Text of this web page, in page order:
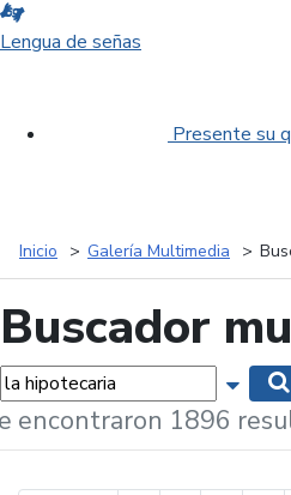
Lengua de señas
Presente su
Inicio Galería Multimedia
Buscador
encontraron 1896